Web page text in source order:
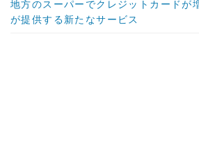
地方のスーパーでクレジットカードが
が提供する新たなサービス